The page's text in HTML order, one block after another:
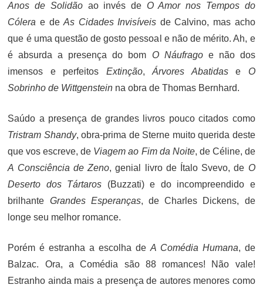
Anos de Solidãoao invés de O Amor nos Tempos do
Cólera e deAs Cidades Invisíveis de Calvino, mas acho
que é uma questão de gosto pessoal e não de mérito. Ah, e
é absurda a presença do bom O Náufragoe não dos
imensos e perfeitos Extinção,Árvores Abatidase O
Sobrinho de Wittgenstein na obra de Thomas Bernhard.
Saúdo a presença de grandes livros pouco citados como
Tristram Shandy, obra-prima de Sterne muito querida deste
que vos escreve, de Viagem ao Fim da Noite, de Céline, de
A Consciência de Zeno, genial livro de Ítalo Svevo, de O
Deserto dos Tártaros (Buzzati) e do incompreendido e
brilhante Grandes Esperanças, de Charles Dickens, de
longe seu melhor romance.
Porém é estranha a escolha de A Comédia Humana, de
Balzac. Ora, a Comédia são 88 romances! Não vale!
Estranho ainda mais a presença de autores menores como